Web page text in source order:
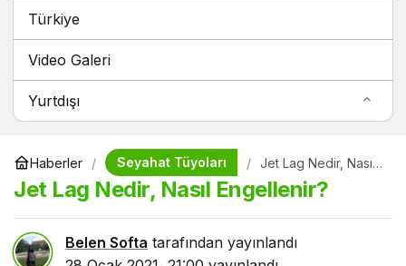
Türkiye
Video Galeri
Yurtdışı
Haberler Seyahat Tüyoları
Jet Lag Nedir, Nasıl
Engellenir?
Jet Lag Nedir, Nasıl Engellenir?
Belen Softa tarafından yayınlandı